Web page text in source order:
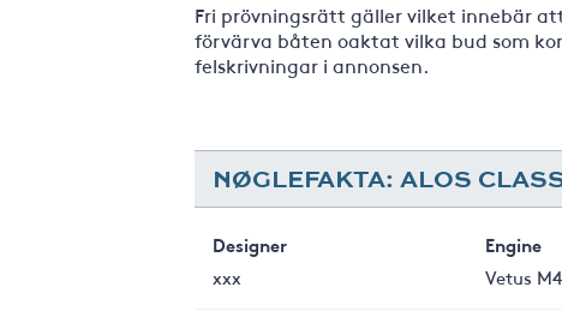
Fri prövningsrätt gäller vilket innebär
förvärva båten oaktat vilka bud som
felskrivningar i annonsen.
NØGLEFAKTA: ALOS
Designer
xxx
Engine
Vetus